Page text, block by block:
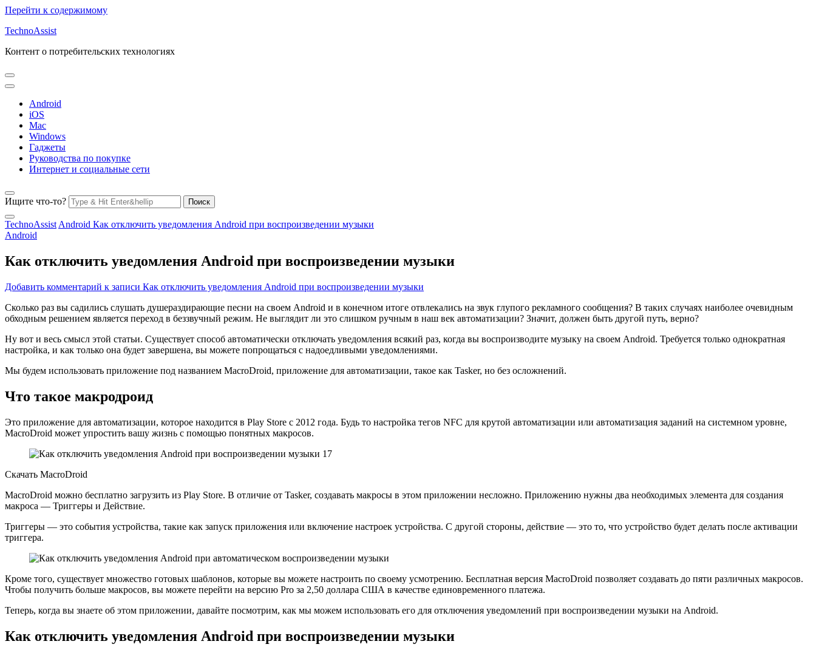
Перейти к содержимому
TechnoAssist
Контент о потребительских технологиях
Android
iOS
Mac
Windows
Гаджеты
Руководства по покупке
Интернет и социальные сети
Ищите что-то?
TechnoAssist Android Как отключить уведомления Android при воспроизведении музыки
Android
Как отключить уведомления Android при воспроизведении музыки
Добавить комментарий к записи Как отключить уведомления Android при воспроизведении музыки
Сколько раз вы садились слушать душераздирающие песни на своем Android и в конечном итоге отвлекались на звук глупого рекламного сообщения? В таких случаях наиболее очевидным
обходным решением является переход в беззвучный режим. Не выглядит ли это слишком ручным в наш век автоматизации? Значит, должен быть другой путь, верно?
Ну вот и весь смысл этой статьи. Существует способ автоматически отключать уведомления всякий раз, когда вы воспроизводите музыку на своем Android. Требуется только однократная
настройка, и как только она будет завершена, вы можете попрощаться с надоедливыми уведомлениями.
Мы будем использовать приложение под названием MacroDroid, приложение для автоматизации, такое как Tasker, но без осложнений.
Что такое макродроид
Это приложение для автоматизации, которое находится в Play Store с 2012 года. Будь то настройка тегов NFC для крутой автоматизации или автоматизация заданий на системном уровне,
MacroDroid может упростить вашу жизнь с помощью понятных макросов.
Скачать MacroDroid
MacroDroid можно бесплатно загрузить из Play Store. В отличие от Tasker, создавать макросы в этом приложении несложно. Приложению нужны два необходимых элемента для создания
макроса — Триггеры и Действие.
Триггеры — это события устройства, такие как запуск приложения или включение настроек устройства. С другой стороны, действие — это то, что устройство будет делать после активации
триггера.
Кроме того, существует множество готовых шаблонов, которые вы можете настроить по своему усмотрению. Бесплатная версия MacroDroid позволяет создавать до пяти различных макросов.
Чтобы получить больше макросов, вы можете перейти на версию Pro за 2,50 доллара США в качестве единовременного платежа.
Теперь, когда вы знаете об этом приложении, давайте посмотрим, как мы можем использовать его для отключения уведомлений при воспроизведении музыки на Android.
Как отключить уведомления Android при воспроизведении музыки